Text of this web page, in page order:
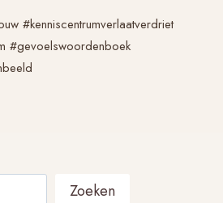
#kenniscentrumverlaatverdriet
#gevoelswoordenboek
Zoeken